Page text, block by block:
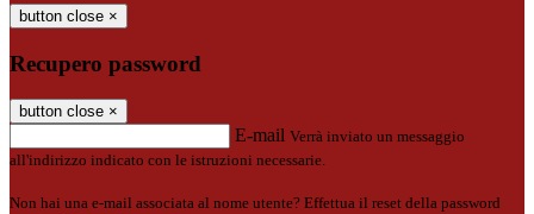
button close ×
Recupero password
button close ×
E-mail Verrà inviato un messaggio
all'indirizzo indicato con le istruzioni necessarie.
Non hai una e-mail associata al nome utente? Effettua il reset della password